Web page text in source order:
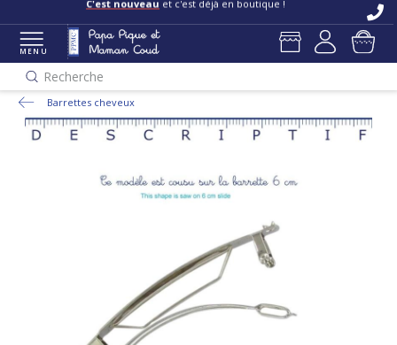
C'est nouveau et c'est déjà en boutique !
MENU
Recherche
Barrettes cheveux